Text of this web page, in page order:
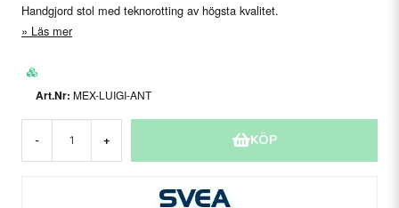
Handgjord stol med teknorotting av högsta kvalitet.
Läs mer
MEX-LUIGI-ANT
- + KÖP